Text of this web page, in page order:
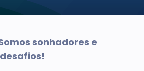
sonhadores e